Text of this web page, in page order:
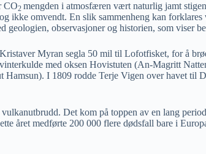
CO2 mengden i atmosfæren vært naturlig jamt
ikke omvendt. En slik sammenheng kan
geologien, observasjoner og historien, som viser
Myran segla 50 mil til Lofotfisket, for å
med oksen Hovistuten (An-Magritt
I 1809 rodde Terje Vigen over havet til
Det kom på toppen av en lang
året medførte 200 000 flere dødsfall bare i